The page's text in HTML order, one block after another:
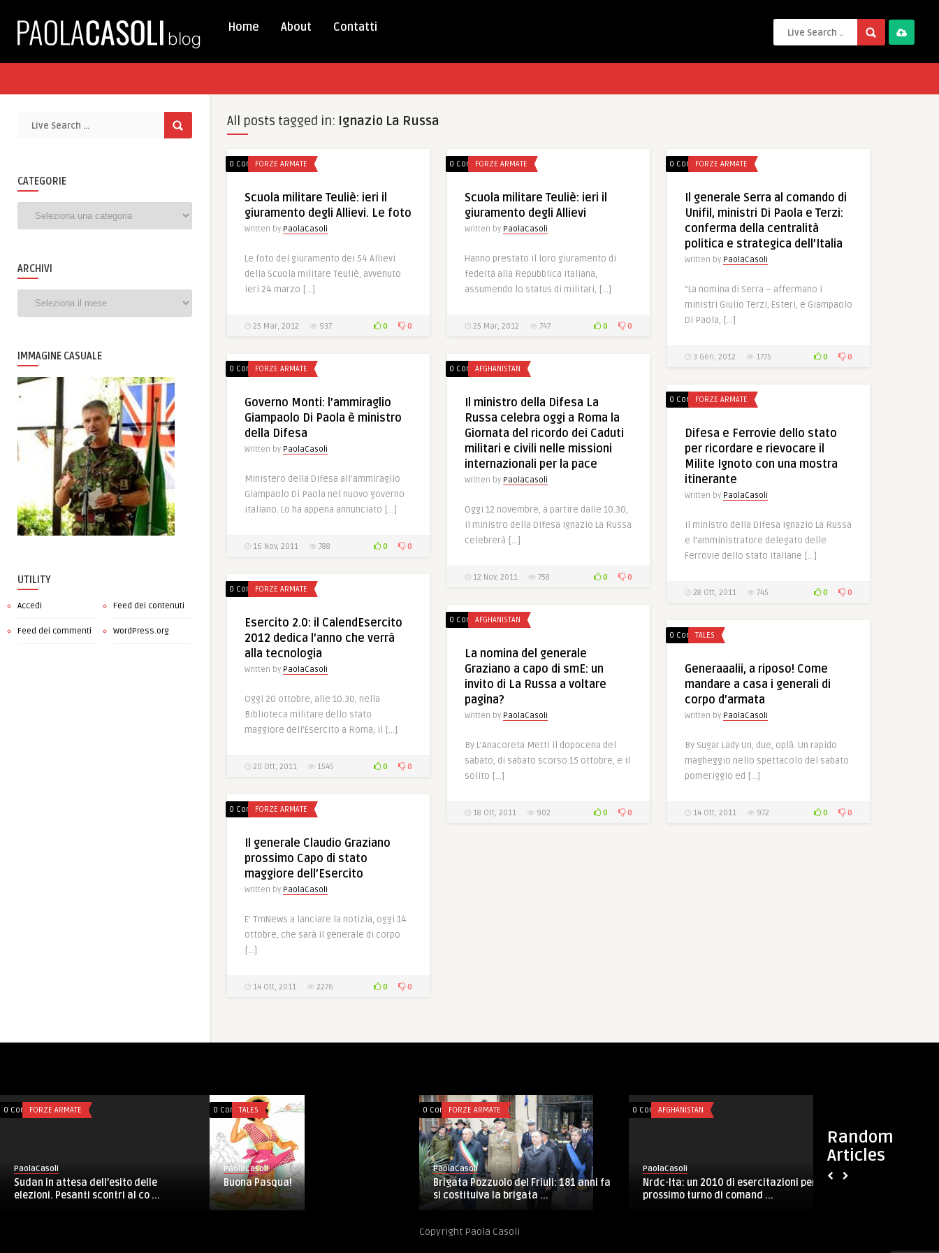
Home About Contatti
CATEGORIE
ARCHIVI
IMMAGINE CASUALE
UTILITY
Accedi Feed dei contenuti
Feed dei commenti WordPress.org
All posts tagged in: Ignazio La Russa
0 CommentsFORZE ARMATE
Scuola militare Teuliè: ieri il
giuramento degli Allievi. Le foto
Written by PaolaCasoli
Le foto del giuramento dei 54 Allievi
della Scuola militare Teuliè, avvenuto
ieri 24 marzo […]
25 Mar, 2012 937 0 0
0 CommentsFORZE ARMATE
Scuola militare Teuliè: ieri il
giuramento degli Allievi
Written by PaolaCasoli
Hanno prestato il loro giuramento di
fedeltà alla Repubblica Italiana,
assumendo lo status di militari, […]
25 Mar, 2012 747 0 0
0 CommentsFORZE ARMATE
Il generale Serra al comando di
Unifil, ministri Di Paola e Terzi:
conferma della centralità
politica e strategica dell’Italia
Written by PaolaCasoli
“La nomina di Serra – affermano i
ministri Giulio Terzi, Esteri, e Giampaolo
Di Paola, […]
3 Gen, 2012 1775 0 0
0 CommentsFORZE ARMATE
Governo Monti: l’ammiraglio
Giampaolo Di Paola è ministro
della Difesa
Written by PaolaCasoli
Ministero della Difesa all’ammiraglio
Giampaolo Di Paola nel nuovo governo
italiano. Lo ha appena annunciato […]
16 Nov, 2011 788 0 0
0 CommentsAFGHANISTAN
Il ministro della Difesa La
Russa celebra oggi a Roma la
Giornata del ricordo dei Caduti
militari e civili nelle missioni
internazionali per la pace
Written by PaolaCasoli
Oggi 12 novembre, a partire dalle 10.30,
il ministro della Difesa Ignazio La Russa
celebrerà […]
12 Nov, 2011 758 0 0
0 CommentsFORZE ARMATE
Difesa e Ferrovie dello stato
per ricordare e rievocare il
Milite Ignoto con una mostra
itinerante
Written by PaolaCasoli
Il ministro della Difesa Ignazio La Russa
e l’amministratore delegato delle
Ferrovie dello stato italiane […]
28 Ott, 2011 745 0 0
0 CommentsFORZE ARMATE
Esercito 2.0: il CalendEsercito
2012 dedica l’anno che verrà
alla tecnologia
Written by PaolaCasoli
Oggi 20 ottobre, alle 10.30, nella
Biblioteca militare dello stato
maggiore dell’Esercito a Roma, il […]
20 Ott, 2011 1545 0 0
0 CommentsAFGHANISTAN
La nomina del generale
Graziano a capo di smE: un
invito di La Russa a voltare
pagina?
Written by PaolaCasoli
By L’Anacoreta Metti il dopocena del
sabato, di sabato scorso 15 ottobre, e il
solito […]
18 Ott, 2011 902 0 0
0 Comments
TALES
Generaaalii, a riposo! Come
mandare a casa i generali di
corpo d’armata
Written by PaolaCasoli
By Sugar Lady Un, due, oplà. Un rapido
magheggio nello spettacolo del sabato
pomeriggio ed […]
14 Ott, 2011 972 0 0
0 CommentsFORZE ARMATE
Il generale Claudio Graziano
prossimo Capo di stato
maggiore dell’Esercito
Written by PaolaCasoli
E’ TmNews a lanciare la notizia, oggi 14
ottobre, che sarà il generale di corpo
[…]
14 Ott, 2011 2276 0 0
Random
Articles
0 CommentsFORZE ARMATE
PaolaCasoli
Sudan in attesa dell’esito delle
elezioni. Pesanti scontri al co ...
0 Comments
TALES
PaolaCasoli
Buona Pasqua!
0 CommentsFORZE ARMATE
PaolaCasoli
Brigata Pozzuolo del Friuli: 181 anni fa
si costituiva la brigata ...
0 CommentsAFGHANISTAN
PaolaCasoli
Nrdc-Ita: un 2010 di esercitazioni per il
prossimo turno di comand ...
Copyright Paola Casoli